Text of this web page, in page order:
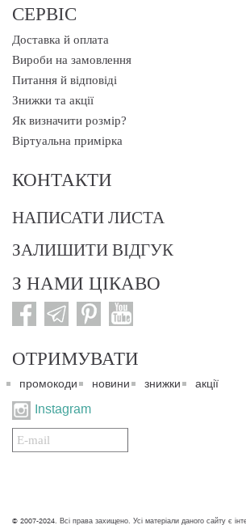
СЕРВІС
Доставка й оплата
Вироби на замовлення
Питання й відповіді
Знижки та акції
Як визначити розмір?
Віртуальна примірка
КОНТАКТИ
НАПИСАТИ ЛИСТА
ЗАЛИШИТИ ВІДГУК
З НАМИ ЦІКАВО
ОТРИМУВАТИ
промокоди новини знижки акції
Instagram
Подписаться
на
© 2007-2024. Всі права захищено. Усі матеріали даного сайту є